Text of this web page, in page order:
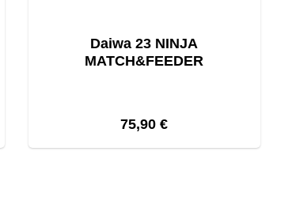
Daiwa 23 NINJA
MATCH&FEEDER
Regulärer Preis:
75,90 €